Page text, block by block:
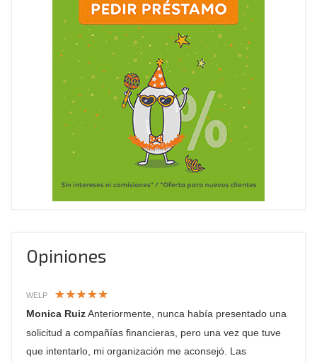
Opiniones
WELP
Monica RuizAnteriormente, nunca había presentado una
solicitud a compañías financieras, pero una vez que tuve
que intentarlo, mi organización me aconsejó. Las